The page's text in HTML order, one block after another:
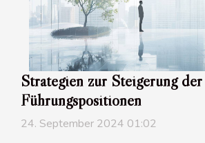
Strategien zur Steigerung
Führungspositionen
24. September 2024 01:02